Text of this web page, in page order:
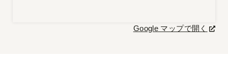
Google マップで開く